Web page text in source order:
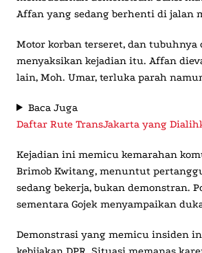
Affan yang sedang berhenti di jalan
Motor korban terseret, dan
menyaksikan kejadian itu. Affan
lain, Moh. Umar, terluka parah
Baca Juga
Daftar Rute TransJakarta yang
Kejadian ini memicu kemarahan
Brimob Kwitang, menuntut
sedang bekerja, bukan demonstran.
sementara Gojek menyampaikan
Demonstrasi yang memicu insiden